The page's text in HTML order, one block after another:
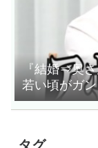
『結婚⇒奥さ
若い頃がガ
タグ